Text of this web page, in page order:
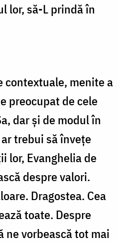
lor, să-L prindă în
contextuale, menite a
preocupat de cele
dar și de modul în
trebui să învețe
lor, Evanghelia de
despre valori.
Dragostea. Cea
toate. Despre
ne vorbească tot mai